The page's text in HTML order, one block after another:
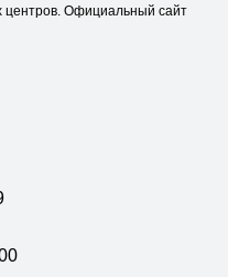
Официальный сайт